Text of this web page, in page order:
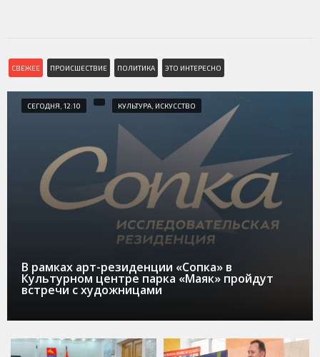
СВЕЖЕЕ ПРОИСШЕСТВИЕ ПОЛИТИКА ЭТО ИНТЕРЕСНО
СЕГОДНЯ, 12:10 КУЛЬТУРА, ИСКУССТВО
В рамках арт-резиденции «Сопка» в
Культурном центре парка «Маяк» пройдут
встречи с художницами